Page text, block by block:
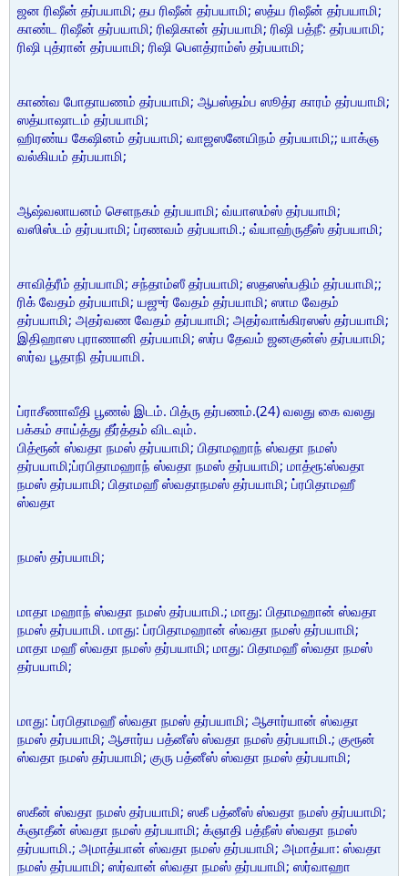
ஜன ரிஷீன் தர்பயாமி; தப ரிஷீன் தர்பயாமி; ஸத்ய ரிஷீன் தர்பயாமி;
காண்ட ரிஷீன் தர்பயாமி; ரிஷிகான் தர்பயாமி; ரிஷி பத்நீ: தர்பயாமி;
ரிஷி புத்ரான் தர்பயாமி; ரிஷி பெளத்ராம்ஸ் தர்பயாமி;
காண்வ போதாயணம் தர்பயாமி; ஆபஸ்தம்ப ஸூத்ர காரம் தர்பயாமி;
ஸத்யாஷாடம் தர்பயாமி;
ஹிரண்ய கேஷினம் தர்பயாமி; வாஜஸனேயிநம் தர்பயாமி;; யாக்ஞ
வல்கியம் தர்பயாமி;
ஆஷ்வலாயனம் செளநகம் தர்பயாமி; வ்யாஸம்ஸ் தர்பயாமி;
வஸிஸ்டம் தர்பயாமி; ப்ரணவம் தர்பயாமி.; வ்யாஹ்ருதீஸ் தர்பயாமி;
சாவித்ரீம் தர்பயாமி; சந்தாம்ஸீ தர்பயாமி; ஸதஸஸ்பதிம் தர்பயாமி;;
ரிக் வேதம் தர்பயாமி; யஜுர் வேதம் தர்பயாமி; ஸாம வேதம்
தர்பயாமி; அதர்வண வேதம் தர்பயாமி; அதர்வாங்கிரஸஸ் தர்பயாமி;
இதிஹாஸ புராணானி தர்பயாமி; ஸர்ப தேவம் ஜனகுன்ஸ் தர்பயாமி;
ஸர்வ பூதாநி தர்பயாமி.
ப்ராசீணாவீதி பூணல் இடம். பித்ரு தர்பணம்.(24) வலது கை வலது
பக்கம் சாய்த்து தீர்த்தம் விடவும்.
பித்ரூன் ஸ்வதா நமஸ் தர்பயாமி; பிதாமஹாந் ஸ்வதா நமஸ்
தர்பயாமி;ப்ரபிதாமஹாந் ஸ்வதா நமஸ் தர்பயாமி; மாத்ரூ:ஸ்வதா
நமஸ் தர்பயாமி; பிதாமஹீ ஸ்வதாநமஸ் தர்பயாமி; ப்ரபிதாமஹீ
ஸ்வதா
நமஸ் தர்பயாமி;
மாதா மஹாந் ஸ்வதா நமஸ் தர்பயாமி.; மாது: பிதாமஹான் ஸ்வதா
நமஸ் தர்பயாமி. மாது: ப்ரபிதாமஹான் ஸ்வதா நமஸ் தர்பயாமி;
மாதா மஹீ ஸ்வதா நமஸ் தர்பயாமி; மாது: பிதாமஹீ ஸ்வதா நமஸ்
தர்பயாமி;
மாது: ப்ரபிதாமஹீ ஸ்வதா நமஸ் தர்பயாமி; ஆசார்யான் ஸ்வதா
நமஸ் தர்பயாமி; ஆசார்ய பத்னீஸ் ஸ்வதா நமஸ் தர்பயாமி.; குரூன்
ஸ்வதா நமஸ் தர்பயாமி; குரு பத்னீஸ் ஸ்வதா நமஸ் தர்பயாமி;
ஸகீன் ஸ்வதா நமஸ் தர்பயாமி; ஸகீ பத்னீஸ் ஸ்வதா நமஸ் தர்பயாமி;
க்ஞாதீன் ஸ்வதா நமஸ் தர்பயாமி; க்ஞாதி பத்நீஸ் ஸ்வதா நமஸ்
தர்பயாமி.; அமாத்யான் ஸ்வதா நமஸ் தர்பயாமி; அமாத்யா: ஸ்வதா
நமஸ் தர்பயாமி; ஸர்வான் ஸ்வதா நமஸ் தர்பயாமி; ஸர்வாஹா